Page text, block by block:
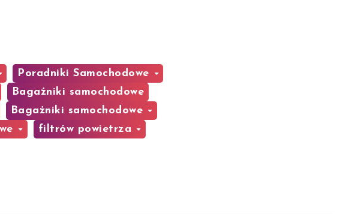
Poradniki Samochodowe
Bagażniki samochodowe
Bagażniki samochodowe
filtrów powietrza